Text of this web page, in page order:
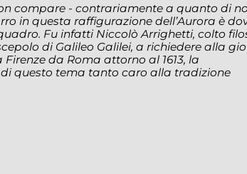
compare - contrariamente a quanto di
in questa raffigurazione dell’Aurora è
Fu infatti Niccolò Arrighetti, colto
di Galileo Galilei, a richiedere alla
da Roma attorno al 1613, la
questo tema tanto caro alla tradizione